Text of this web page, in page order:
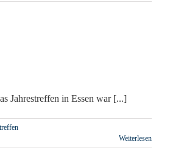
Jahrestreffen in Essen war [...]
Weiterlesen